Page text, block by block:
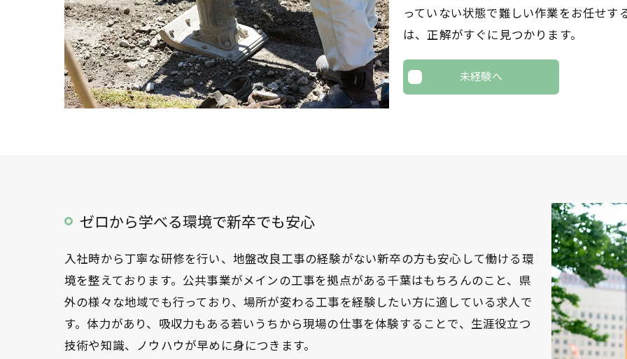
っていない状態で難しい作業をお任せ
は、正解がすぐに見つかります。
未経験へ
ゼロから学べる環境で新卒でも安心
入社時から丁寧な研修を行い、地盤改良工事の経験がない新卒の方も安心して働ける環
境を整えております。公共事業がメインの工事を拠点がある千葉はもちろんのこと、県
外の様々な地域でも行っており、場所が変わる工事を経験したい方に適している求人で
す。体力があり、吸収力もある若いうちから現場の仕事を体験することで、生涯役立つ
技術や知識、ノウハウが早めに身につきます。